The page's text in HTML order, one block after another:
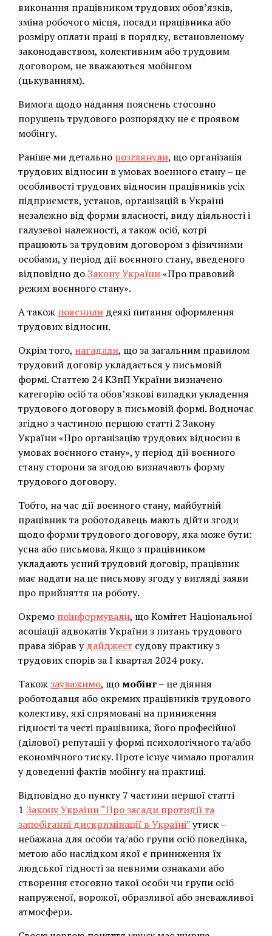
виконання працівником трудових обов’язків,
зміна робочого місця, посади працівника або
розміру оплати праці в порядку, встановленому
законодавством, колективним або трудовим
договором, не вважаються мобінгом
(цькуванням).
Вимога щодо надання пояснень стосовно
порушень трудового розпорядку не є проявом
мобінгу.
Раніше ми детально розглянули, що організація
трудових відносин в умовах воєнного стану – це
особливості трудових відносин працівників усіх
підприємств, установ, організацій в Україні
незалежно від форми власності, виду діяльності і
галузевої належності, а також осіб, котрі
працюють за трудовим договором з фізичними
особами, у період дії воєнного стану, введеного
відповідно доЗакону України«Про правовий
режим воєнного стану».
А також пояснили деякі питання оформлення
трудових відносин.
Окрім того, нагадали, що за загальним правилом
трудовий договір укладається у письмовій
формі. Статтею 24 КЗпП України визначено
категорію осіб та обов’язкові випадки укладення
трудового договору в письмовій формі. Водночас
згідно з частиною першою статті 2 Закону
України «Про організацію трудових відносин в
умовах воєнного стану», у період дії воєнного
стану сторони за згодою визначають форму
трудового договору.
Тобто, на час дії воєнного стану, майбутній
працівник та роботодавець мають дійти згоди
щодо форми трудового договору, яка може бути:
усна або письмова. Якщо з працівником
укладають усний трудовий договір, працівник
має надати на це письмову згоду у вигляді заяви
про прийняття на роботу.
Окремо поінформували, що Комітет Національної
асоціації адвокатів України з питань трудового
права зібрав удайджест судову практику з
трудових спорів за І квартал 2024 року.
Такожзауважимо, щомобінг– це діяння
роботодавця або окремих працівників трудового
колективу, які спрямовані на приниження
гідності та честі працівника, його професійної
(ділової) репутації у формі психологічного та/або
економічного тиску. Проте існує чимало прогалин
у доведенні фактів мобінгу на практиці.
Відповідно до пункту 7 частини першої статті
1 Закону України “Про засади протидії та
запобіганні дискримінації в Україні”утиск –
небажана для особи та/або групи осіб поведінка,
метою або наслідком якої є приниження їх
людської гідності за певними ознаками або
створення стосовно такої особи чи групи осіб
напруженої, ворожої, образливої або зневажливої
атмосфери.